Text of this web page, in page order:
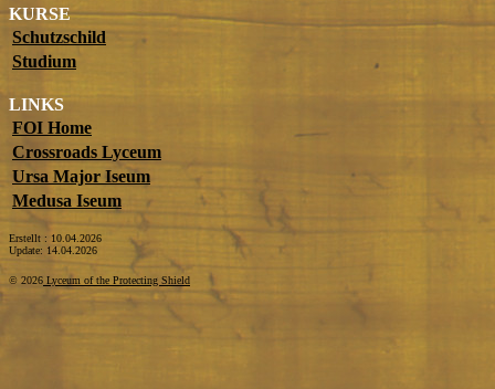
KURSE
Schutzschild
Studium
LINKS
FOI Home
Crossroads Lyceum
Ursa Major Iseum
Medusa Iseum
Erstellt : 10.04.2026
Update: 14.04.2026
© 2026 Lyceum of the Protecting Shield